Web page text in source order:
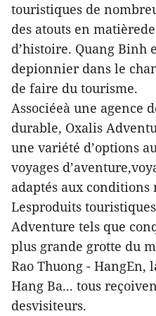
touristiques de
des atouts en
d’histoire. Quang Binh
depionnier dans le
de faire du tourisme.
Associéeà une agence
durable, Oxalis
une variété d’options
voyages
adaptés aux conditions
Lesproduits
Adventure tels que
plus grande grotte du
Rao Thuong - HangEn,
Hang Ba... tous
desvisiteurs.